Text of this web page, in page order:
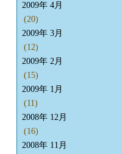
2009年 4月
(20)
2009年 3月
(12)
2009年 2月
(15)
2009年 1月
(11)
2008年 12月
(16)
2008年 11月